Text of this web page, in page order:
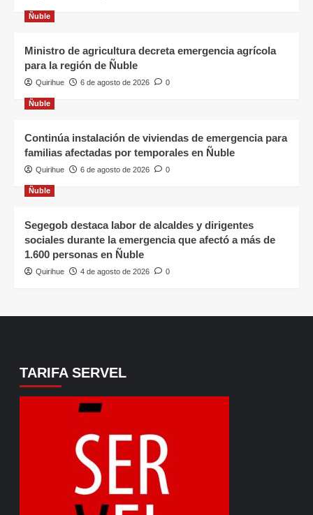
Ñuble
Ministro de agricultura decreta emergencia agrícola
para la región de Ñuble
Quirihue 6 de agosto de 2026 0
Ñuble
Continúa instalación de viviendas de emergencia para
familias afectadas por temporales en Ñuble
Quirihue 6 de agosto de 2026 0
Ñuble
Segegob destaca labor de alcaldes y dirigentes
sociales durante la emergencia que afectó a más de
1.600 personas en Ñuble
Quirihue 4 de agosto de 2026 0
TARIFA SERVEL